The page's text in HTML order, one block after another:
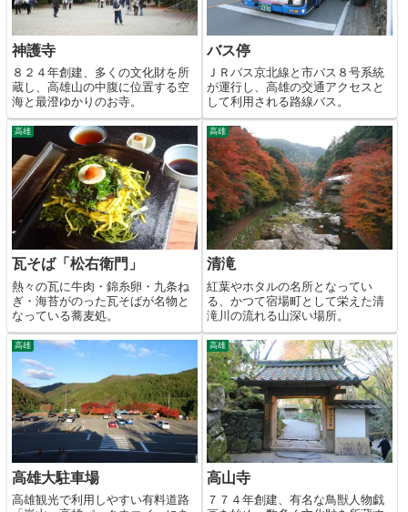
神護寺
８２４年創建、多くの文化財を所
蔵し、高雄山の中腹に位置する空
海と最澄ゆかりのお寺。
バス停
ＪＲバス京北線と市バス８号系統
が運行し、高雄の交通アクセスと
して利用される路線バス。
高雄
瓦そば「松右衛門」
熱々の瓦に牛肉・錦糸卵・九条ね
ぎ・海苔がのった瓦そばが名物と
なっている蕎麦処。
高雄
清滝
紅葉やホタルの名所となってい
る、かつて宿場町として栄えた清
滝川の流れる山深い場所。
高雄
高雄大駐車場
高雄観光で利用しやすい有料道路
高雄
高山寺
７７４年創建、有名な鳥獣人物戯